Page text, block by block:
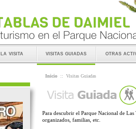
la visita visitas guiadas otras
Inicio :: Visitas Guiadas
Para descubrir el Parque Nacional de
organizados, familias, etc.